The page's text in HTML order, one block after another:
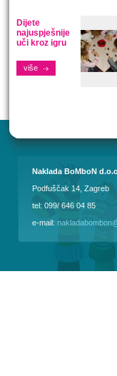
Dijete
najuspješnije
uči kroz igru
više
Naklada BoMboN
Podfuščak 14, Zagreb
tel: 099/ 646 04 85
e-mail: